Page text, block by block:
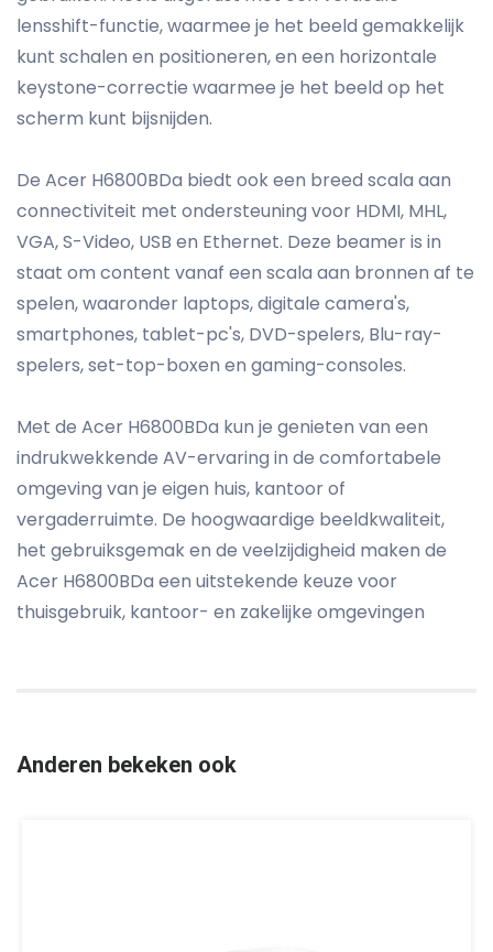
lensshift-functie, waarmee je het beeld gemakkelijk
kunt schalen en positioneren, en een horizontale
keystone-correctie waarmee je het beeld op het
scherm kunt bijsnijden.
De Acer H6800BDa biedt ook een breed scala aan
connectiviteit met ondersteuning voor HDMI, MHL,
VGA, S-Video, USB en Ethernet. Deze beamer is in
staat om content vanaf een scala aan bronnen af te
spelen, waaronder laptops, digitale camera's,
smartphones, tablet-pc's, DVD-spelers, Blu-ray-
spelers, set-top-boxen en gaming-consoles.
Met de Acer H6800BDa kun je genieten van een
indrukwekkende AV-ervaring in de comfortabele
omgeving van je eigen huis, kantoor of
vergaderruimte. De hoogwaardige beeldkwaliteit,
het gebruiksgemak en de veelzijdigheid maken de
Acer H6800BDa een uitstekende keuze voor
thuisgebruik, kantoor- en zakelijke omgevingen
Anderen bekeken ook